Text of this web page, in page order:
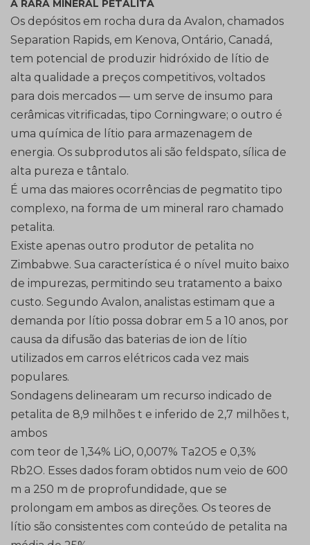
A RARA MINERAL PETALITA
Os depósitos em rocha dura da Avalon, chamados
Separation Rapids, em Kenova, Ontário, Canadá,
tem potencial de produzir hidróxido de lítio de
alta qualidade a preços competitivos, voltados
para dois mercados — um serve de insumo para
cerâmicas vitrificadas, tipo Corningware; o outro é
uma química de lítio para armazenagem de
energia. Os subprodutos ali são feldspato, sílica de
alta pureza e tântalo.
É uma das maiores ocorrências de pegmatito tipo
complexo, na forma de um mineral raro chamado
petalita.
Existe apenas outro produtor de petalita no
Zimbabwe. Sua característica é o nível muito baixo
de impurezas, permitindo seu tratamento a baixo
custo. Segundo Avalon, analistas estimam que a
demanda por lítio possa dobrar em 5 a 10 anos, por
causa da difusão das baterias de ion de lítio
utilizados em carros elétricos cada vez mais
populares.
Sondagens delinearam um recurso indicado de
petalita de 8,9 milhões t e inferido de 2,7 milhões t,
ambos
com teor de 1,34% LiO, 0,007% Ta2O5 e 0,3%
Rb2O. Esses dados foram obtidos num veio de 600
m a 250 m de proprofundidade, que se
prolongam em ambos as direções. Os teores de
lítio são consistentes com conteúdo de petalita na